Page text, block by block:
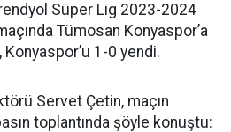
Süper Lig 2023-2024
Tümosan Konyaspor’a
1-0 yendi.
Servet Çetin, maçın
toplantında şöyle konuştu: